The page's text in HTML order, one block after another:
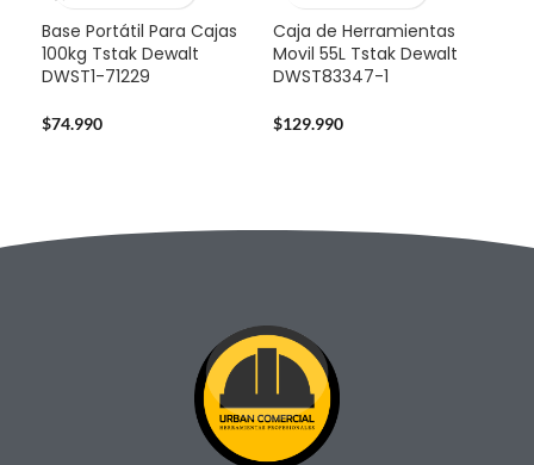
Base Portátil Para Cajas
100kg Tstak Dewalt
DWST1-71229
$74.990
Caja de Herramientas
Movil 55L Tstak Dewalt
DWST83347-1
$129.990